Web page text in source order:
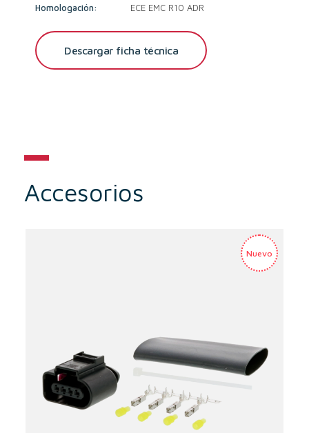
Homologación:
ECE EMC R10 ADR
Descargar ficha técnica
Accesorios